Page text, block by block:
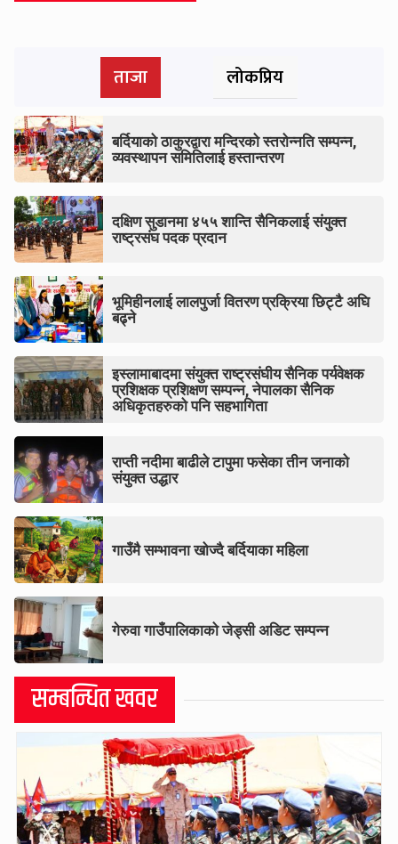
ताजा लोकप्रिय
बर्दियाको ठाकुरद्वारा मन्दिरको स्तरोन्नति सम्पन्न,
व्यवस्थापन समितिलाई हस्तान्तरण
दक्षिण सुडानमा ४५५ शान्ति सैनिकलाई संयुक्त
राष्ट्रसंघ पदक प्रदान
भूमिहीनलाई लालपुर्जा वितरण प्रक्रिया छिट्टै अघि
बढ्ने
इस्लामाबादमा संयुक्त राष्ट्रसंघीय सैनिक पर्यवेक्षक
प्रशिक्षक प्रशिक्षण सम्पन्न, नेपालका सैनिक
अधिकृतहरुको पनि सहभागिता
राप्ती नदीमा बाढीले टापुमा फसेका तीन जनाको
संयुक्त उद्धार
गाउँमै सम्भावना खोज्दै बर्दियाका महिला
गेरुवा गाउँपालिकाको जेड्सी अडिट सम्पन्न
सम्बन्धित खवर